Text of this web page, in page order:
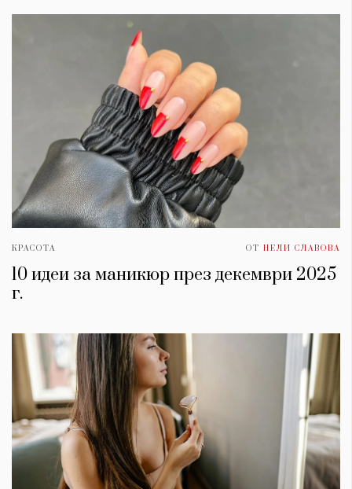
КРАСОТА ОТ НЕЛИ СЛАВОВА
10 идеи за маникюр през декември 2025
г.